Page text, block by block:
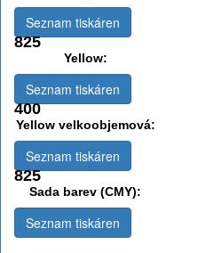
825
Seznam tiskáren
Yellow:
400
Seznam tiskáren
Yellow velkoobjemová:
825
Seznam tiskáren
Sada barev (CMY):
Seznam tiskáren